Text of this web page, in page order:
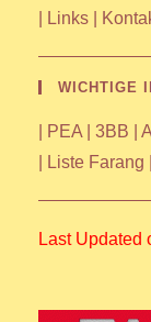
Links
WICHTIGE
PEA 3BB
Liste Farang
Last Updated